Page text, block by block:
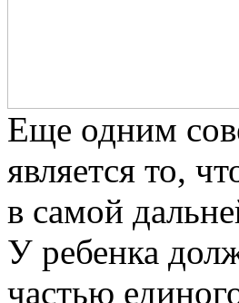
Еще одним
является то,
в самой
У ребенка
частью